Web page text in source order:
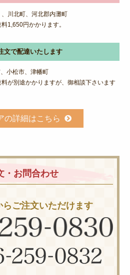
川北町、河北郡内灘町
1,650円かかります。
文で配達いたします
小松市、津幡町
が別途かかりますが、御相談下さいます
の詳細はこちら
・お問合わせ
らご注文いただけます